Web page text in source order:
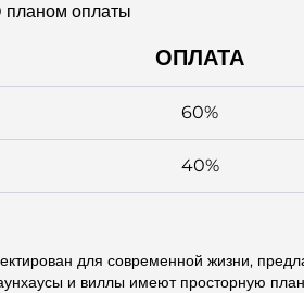
планом оплаты
ОПЛАТА
60%
40%
для современной жизни,
и виллы имеют просторную